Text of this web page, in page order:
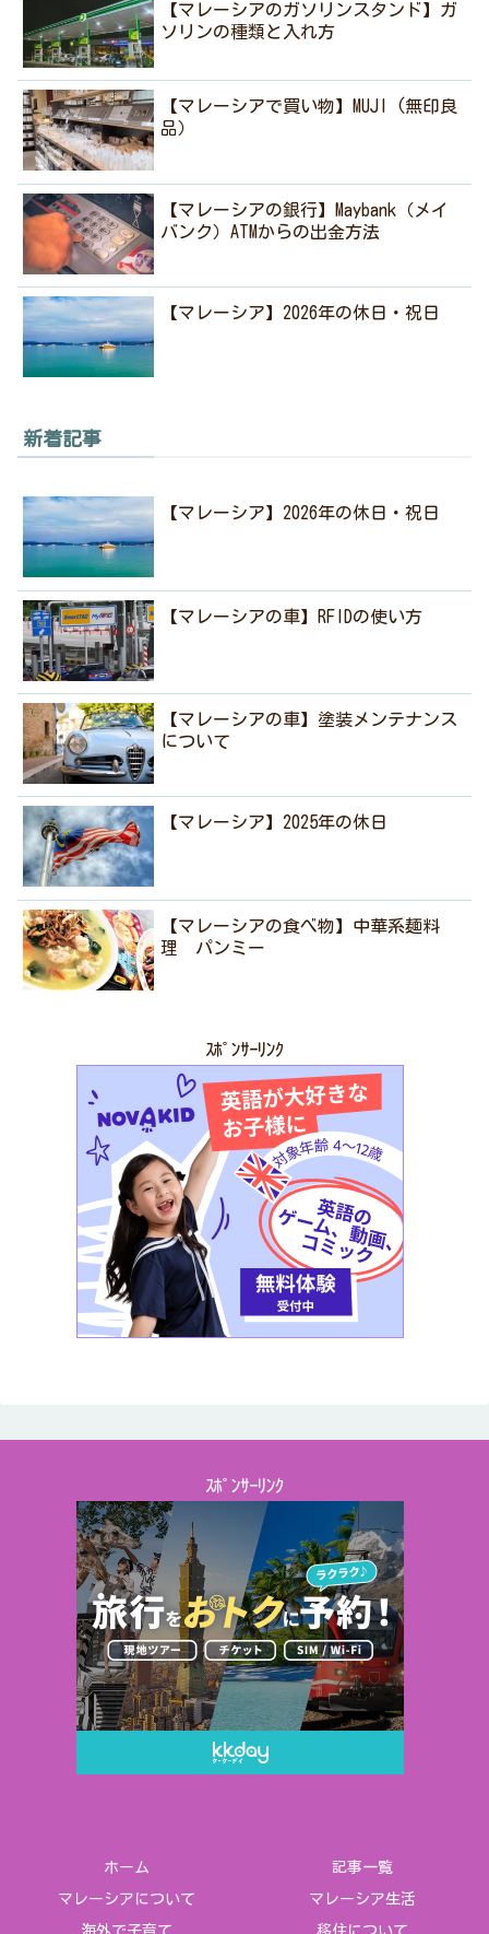
【マレーシアのガソリンスタンド】ガ
ソリンの種類と入れ方
【マレーシアで買い物】MUJI (無印良
品）
【マレーシアの銀行】Maybank（メイ
バンク）ATMからの出金方法
【マレーシア】2026年の休日・祝日
新着記事
【マレーシア】2026年の休日・祝日
【マレーシアの車】RFIDの使い方
【マレーシアの車】塗装メンテナンス
について
【マレーシア】2025年の休日
【マレーシアの食べ物】中華系麺料
理 パンミー
ｽﾎﾟﾝｻｰﾘﾝｸ
ｽﾎﾟﾝｻｰﾘﾝｸ
ホーム 記事一覧
マレーシアについて マレーシア生活
海外で子育て 移住について